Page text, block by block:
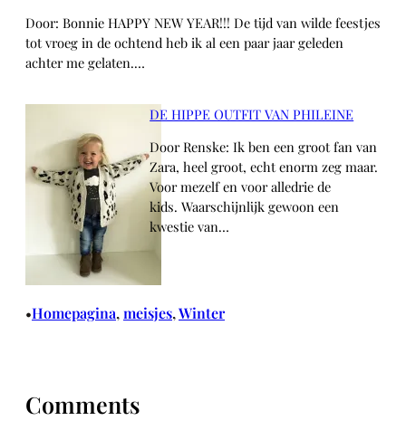
Door: Bonnie HAPPY NEW YEAR!!! De tijd van wilde feestjes
tot vroeg in de ochtend heb ik al een paar jaar geleden
achter me gelaten.…
DE HIPPE OUTFIT VAN PHILEINE
Door Renske: Ik ben een groot fan van
Zara, heel groot, echt enorm zeg maar.
Voor mezelf en voor alledrie de
kids. Waarschijnlijk gewoon een
kwestie van…
•Homepagina, meisjes, Winter
Comments